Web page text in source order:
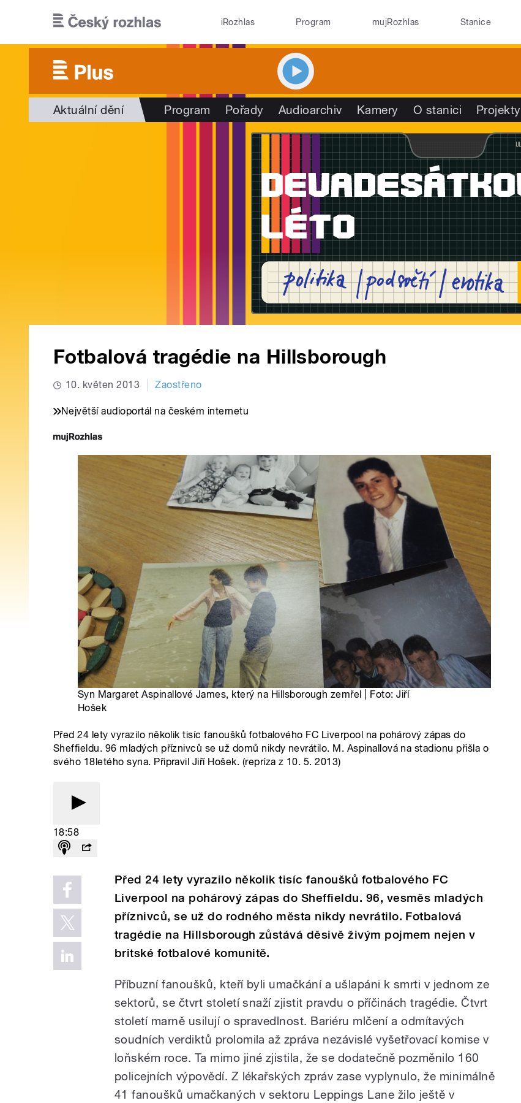
iRozhlas Program mujRozhlas Stanice
Aktuální dění Program Pořady Audioarchiv Kamery O stanici Projekty
Fotbalová tragédie na Hillsborough
10. květen 2013 Zaostřeno
Největší audioportál na českém internetu
Syn Margaret Aspinallové James, který na Hillsborough zemřel | Foto: Jiří
Hošek
Před 24 lety vyrazilo několik tisíc fanoušků fotbalového FC Liverpool na pohárový zápas do
Sheffieldu. 96 mladých příznivců se už domů nikdy nevrátilo. M. Aspinallová na stadionu přišla o
svého 18letého syna. Připravil Jiří Hošek. (repríza z 10. 5. 2013)
18:58
Před 24 lety vyrazilo několik tisíc fanoušků fotbalového FC
Liverpool na pohárový zápas do Sheffieldu. 96, vesměs mladých
příznivců, se už do rodného města nikdy nevrátilo. Fotbalová
tragédie na Hillsborough zůstává děsivě živým pojmem nejen v
britské fotbalové komunitě.
Příbuzní fanoušků, kteří byli umačkání a ušlapáni k smrti v jednom ze
sektorů, se čtvrt století snaží zjistit pravdu o příčinách tragédie. Čtvrt
století marně usilují o spravedlnost. Bariéru mlčení a odmítavých
soudních verdiktů prolomila až zpráva nezávislé vyšetřovací komise v
loňském roce. Ta mimo jiné zjistila, že se dodatečně pozměnilo 160
policejních výpovědí. Z lékařských zpráv zase vyplynulo, že minimálně
41 fanoušků umačkaných v sektoru Leppings Lane žilo ještě v